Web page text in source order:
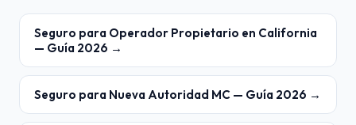
Seguro para Operador Propietario en California
— Guía 2026 →
Seguro para Nueva Autoridad MC — Guía 2026 →